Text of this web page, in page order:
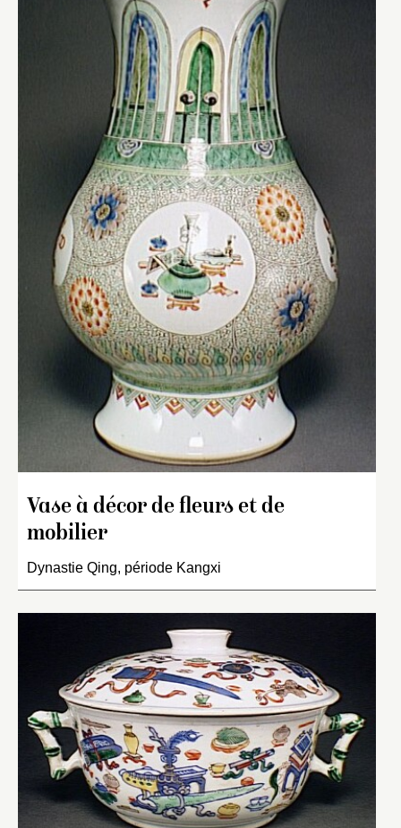
Vase à décor de fleurs et de
mobilier
Dynastie Qing, période Kangxi